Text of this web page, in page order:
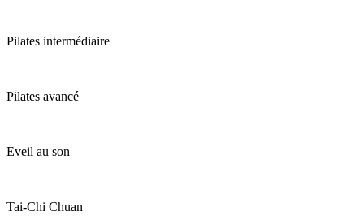
Pilates intermédiaire
Pilates avancé
Eveil au son
Tai-Chi Chuan